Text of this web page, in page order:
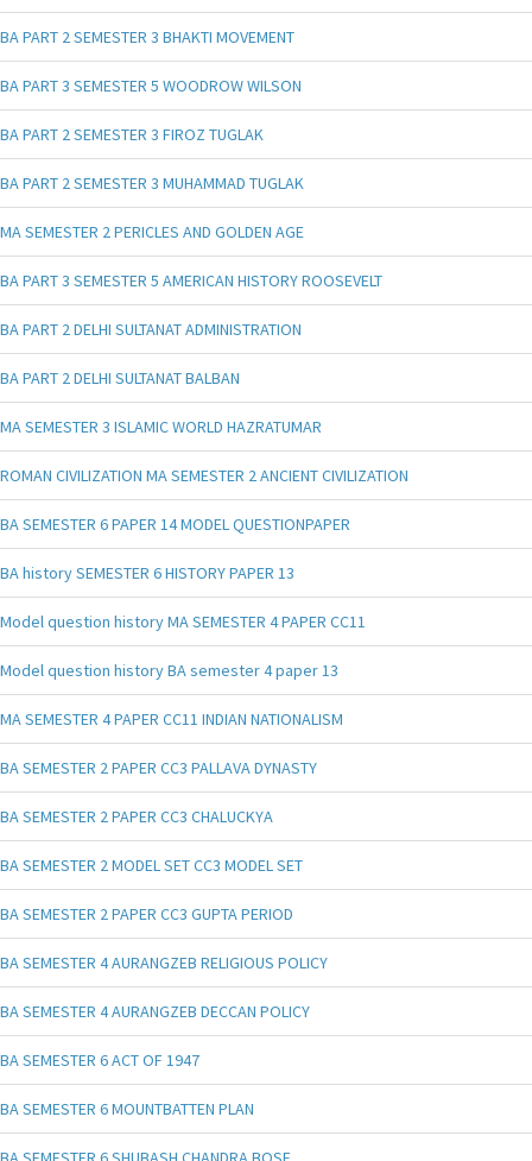
BA PART 2 SEMESTER 3 BHAKTI MOVEMENT
BA PART 3 SEMESTER 5 WOODROW WILSON
BA PART 2 SEMESTER 3 FIROZ TUGLAK
BA PART 2 SEMESTER 3 MUHAMMAD TUGLAK
MA SEMESTER 2 PERICLES AND GOLDEN AGE
BA PART 3 SEMESTER 5 AMERICAN HISTORY ROOSEVELT
BA PART 2 DELHI SULTANAT ADMINISTRATION
BA PART 2 DELHI SULTANAT BALBAN
MA SEMESTER 3 ISLAMIC WORLD HAZRATUMAR
ROMAN CIVILIZATION MA SEMESTER 2 ANCIENT CIVILIZATION
BA SEMESTER 6 PAPER 14 MODEL QUESTIONPAPER
BA history SEMESTER 6 HISTORY PAPER 13
Model question history MA SEMESTER 4 PAPER CC11
Model question history BA semester 4 paper 13
MA SEMESTER 4 PAPER CC11 INDIAN NATIONALISM
BA SEMESTER 2 PAPER CC3 PALLAVA DYNASTY
BA SEMESTER 2 PAPER CC3 CHALUCKYA
BA SEMESTER 2 MODEL SET CC3 MODEL SET
BA SEMESTER 2 PAPER CC3 GUPTA PERIOD
BA SEMESTER 4 AURANGZEB RELIGIOUS POLICY
BA SEMESTER 4 AURANGZEB DECCAN POLICY
BA SEMESTER 6 ACT OF 1947
BA SEMESTER 6 MOUNTBATTEN PLAN